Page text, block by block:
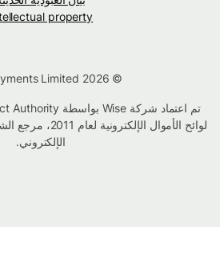
Intellectual property
لوائح الأموال الإلكترونية لعام 2011، مرجع الشركة
الإلكتروني.